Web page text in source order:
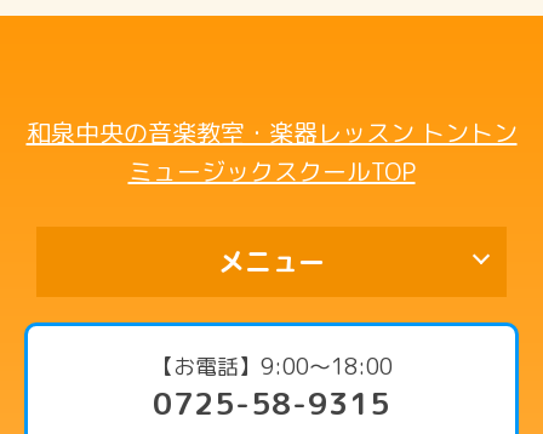
和泉中央の音楽教室・楽器レッスン トントン
ミュージックスクールTOP
メニュー
代表挨拶
コース・料金案内
【お電話】9:00〜18:00
0725-58-9315